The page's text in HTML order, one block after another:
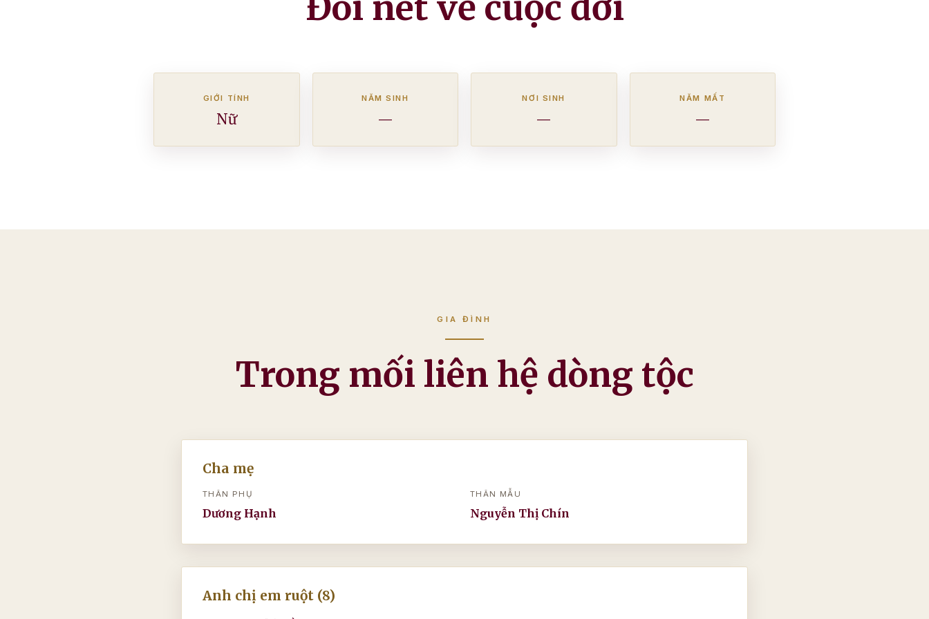
GIỚI TÍNH
Nữ
NĂM SINH
—
NƠI SINH
—
NĂM MẤT
—
GIA ĐÌNH
Trong mối liên hệ dòng tộc
Cha mẹ
THÂN PHỤ
Dương Hạnh
THÂN MẪU
Nguyễn Thị Chín
Anh chị em ruột (8)